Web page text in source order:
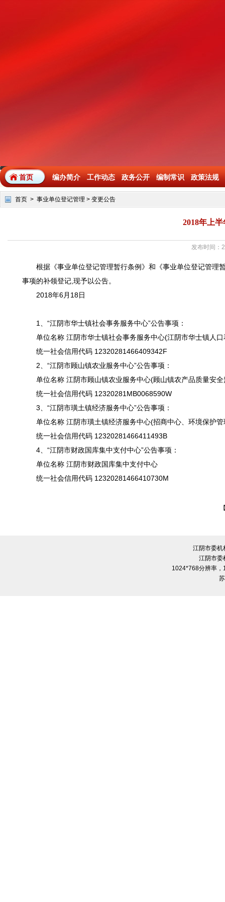
首页 编办简介 工作动态 政务公开 编制常识 政策法规
首页 > 事业单位登记管理 > 变更公告
2018年上
发布时间：
根据《事业单位登记管理暂行条例》和《事业单位登记管理
事项的补领登记,现予以公告。
2018年6月18日
1、“江阴市华士镇社会事务服务中心”公告事项：
单位名称 江阴市华士镇社会事务服务中心(江阴市华士镇人
统一社会信用代码 12320281466409342F
2、“江阴市顾山镇农业服务中心”公告事项：
单位名称 江阴市顾山镇农业服务中心(顾山镇农产品质量安
统一社会信用代码 12320281MB0068590W
3、“江阴市璜土镇经济服务中心”公告事项：
单位名称 江阴市璜土镇经济服务中心(招商中心、环境保护
统一社会信用代码 12320281466411493B
4、“江阴市财政国库集中支付中心”公告事项：
单位名称 江阴市财政国库集中支付中心
统一社会信用代码 12320281466410730M
江阴市委机
江阴市委
1024*768分辨率，